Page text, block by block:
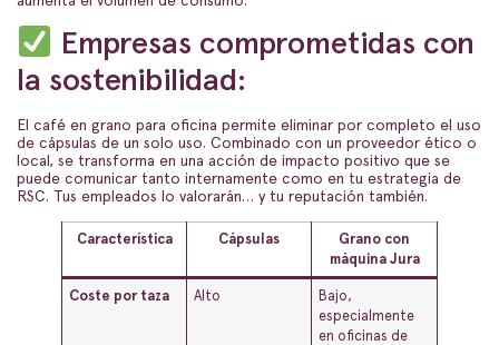
Empresas comprometidas con
la sostenibilidad:
El café en grano para oficina permite eliminar por completo el uso
de cápsulas de un solo uso. Combinado con un proveedor ético o
local, se transforma en una acción de impacto positivo que se
puede comunicar tanto internamente como en tu estrategia de
RSC. Tus empleados lo valorarán… y tu reputación también.
Característica Cápsulas
Grano con
máquina Jura
Coste por taza Alto
Bajo,
especialmente
en oficinas de